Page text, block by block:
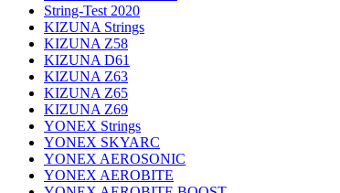
String-Test 2020
KIZUNA Strings
KIZUNA Z58
KIZUNA D61
KIZUNA Z63
KIZUNA Z65
KIZUNA Z69
YONEX Strings
YONEX SKYARC
YONEX AEROSONIC
YONEX AEROBITE